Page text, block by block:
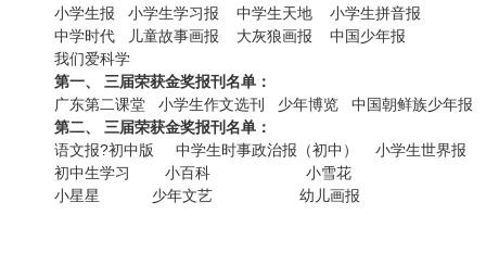
小学生报 小学生学习报 中学生天地 小学生拼音报
中学时代 儿童故事画报 大灰狼画报 中国少年报
我们爱科学
第一、 三届荣获金奖报刊名单：
广东第二课堂 小学生作文选刊 少年博览 中国朝鲜族少年报
第二、 三届荣获金奖报刊名单：
语文报?初中版 中学生时事政治报（初中） 小学生世界报
初中生学习 小百科 小雪花
小星星 少年文艺 幼儿画报